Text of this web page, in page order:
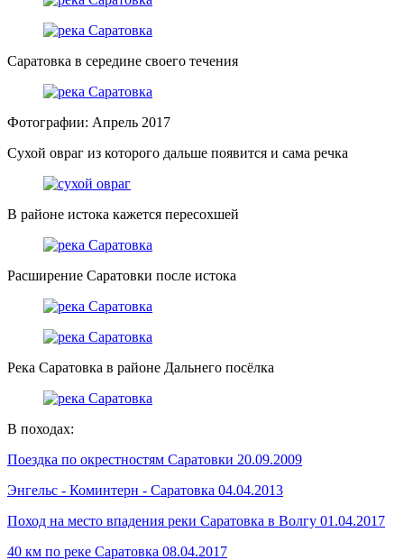
Саратовка в середине своего течения
Фотографии: Апрель 2017
Сухой овраг из которого дальше появится и сама речка
В районе истока кажется пересохшей
Расширение Саратовки после истока
Река Саратовка в районе Дальнего посёлка
В походах:
Поездка по окрестностям Саратовки 20.09.2009
Энгельс - Коминтерн - Саратовка 04.04.2013
Поход на место впадения реки Саратовка в Волгу 01.04.2017
40 км по реке Саратовка 08.04.2017